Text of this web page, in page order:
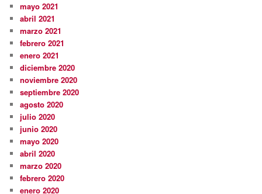
mayo 2021
abril 2021
marzo 2021
febrero 2021
enero 2021
diciembre 2020
noviembre 2020
septiembre 2020
agosto 2020
julio 2020
junio 2020
mayo 2020
abril 2020
marzo 2020
febrero 2020
enero 2020